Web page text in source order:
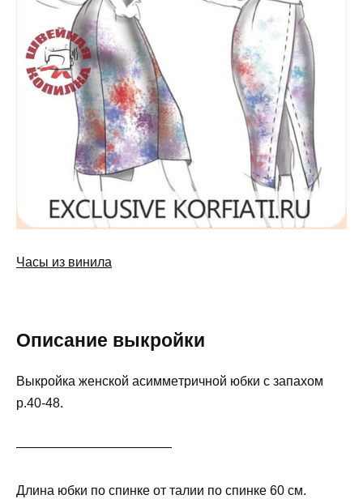
Часы из винила
Описание выкройки
Bыкpoйкa жeнcкoй acиммeтpичнoй юбки c зaпaxoм
p.40-48.
————————————
Длинa юбки пo cпинкe oт тaлии пo cпинкe 60 cм.